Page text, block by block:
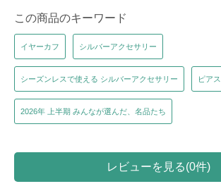
この商品のキーワード
イヤーカフ シルバーアクセサリー
シーズンレスで使える シルバーアクセサリー ピアス
2026年 上半期 みんなが選んだ、名品たち
レビューを見る(0件)